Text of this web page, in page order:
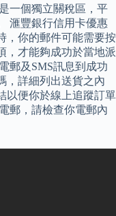
一個獨立關稅區，平
滙豐銀行信用卡優惠
，你的郵件可能需要按
，才能夠成功於當地派
郵及SMS訊息到成功
，詳細列出送貨之內
以便你於線上追蹤訂單
郵，請檢查你電郵內